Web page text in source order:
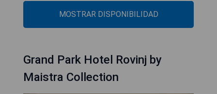
MOSTRAR DISPONIBILIDAD
Grand Park Hotel Rovinj by
Maistra Collection